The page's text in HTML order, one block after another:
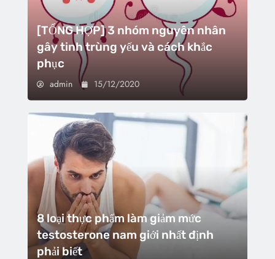
[TỔNG HỢP] 3 nhóm nguyên nhân
gây tinh trùng yếu và cách khắc
phục
admin 15/12/2020
8 loại thực phẩm làm giảm mức
testosterone nam giới nhất định
phải biết